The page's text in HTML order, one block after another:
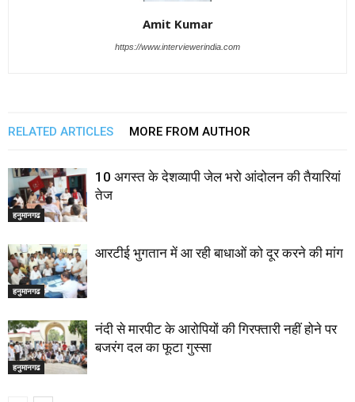
Amit Kumar
https://www.interviewerindia.com
RELATED ARTICLES MORE FROM AUTHOR
हनुमानगढ
10 अगस्त के देशव्यापी जेल भरो आंदोलन की तैयारियां
तेज
हनुमानगढ
आरटीई भुगतान में आ रही बाधाओं को दूर करने की मांग
हनुमानगढ
नंदी से मारपीट के आरोपियों की गिरफ्तारी नहीं होने पर
बजरंग दल का फूटा गुस्सा